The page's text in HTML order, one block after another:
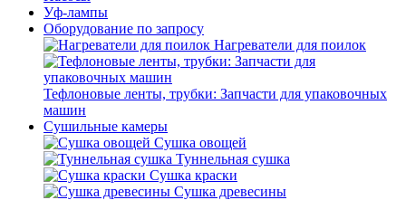
Уф-лампы
Оборудование по запросу
Нагреватели для поилок
Тефлоновые ленты, трубки: Запчасти для упаковочных
машин
Сушильные камеры
Сушка овощей
Туннельная сушка
Сушка краски
Сушка древесины